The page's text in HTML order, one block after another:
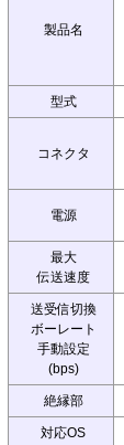
製品名
型式
コネクタ
電源
最大
伝送速度
送受信切換
ボーレート
手動設定
(bps)
絶縁部
対応OS